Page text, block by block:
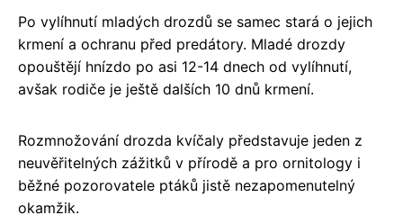
Po vylíhnutí mladých drozdů se samec stará o jejich
krmení a ochranu před predátory. Mladé drozdy
opouštějí hnízdo po asi 12-14 dnech od vylíhnutí,
avšak rodiče je ještě dalších 10 dnů krmení.
Rozmnožování drozda kvíčaly představuje jeden z
neuvěřitelných zážitků v přírodě a pro ornitology i
běžné pozorovatele ptáků jistě nezapomenutelný
okamžik.